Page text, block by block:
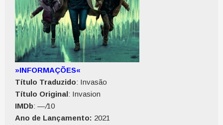
»INFORMAÇÕES«
Título Traduzido: Invasão
Título Original: Invasion
IMDb: —/10
Ano de Lançamento: 2021